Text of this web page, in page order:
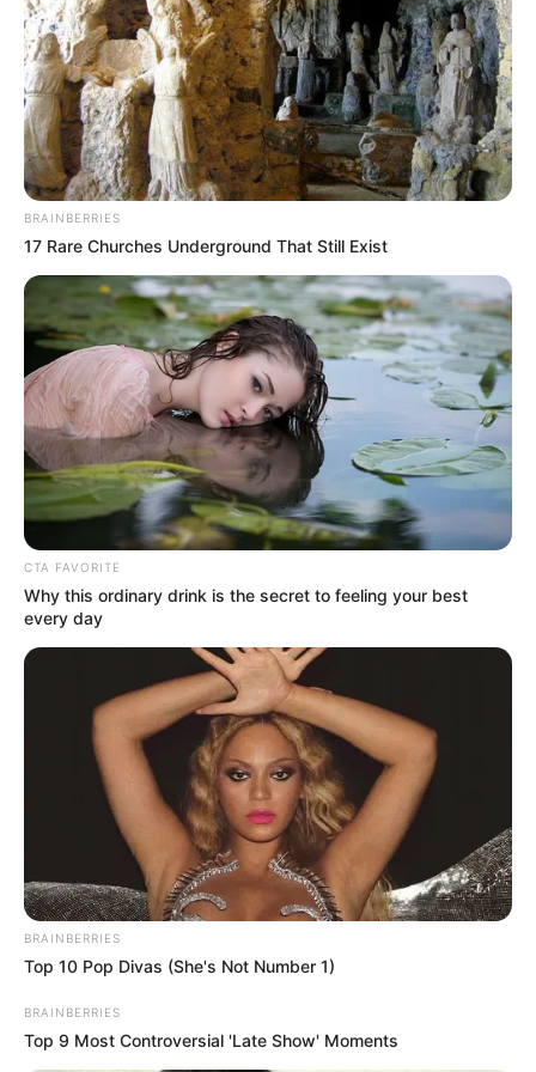
Dauphiné-Libéré : 5 – 6 – 11 – 7 – 3 – 13 – 10 – 12
Equidia-Live : 11 – 5 – 6 – 13 – 7 – 3 – 10 – 12
Europe1 : 5 – 11 – 3 – 13 – 12 – 10 – 6 – 9
GENY-COURSES : 7 – 5 – 6 – 11 – 10 – 13 – 12 – 3
Gény.com : 5 – 8 – 7 – 4 – 11 – 13 – 6 – 10
Gazette-des-Courses : 7 – 10 – 5 – 6 – 11 – 3 – 13 – 12
Le-Parisien : 7 – 5 – 11 – 6 – 10 – 13 – 3 – 8
Républicain-Lorrain : 5 – 7 – 11 – 13 – 6 – 10 – 12 – 8
Ouest-France : 5 – 7 – 6 – 10 – 11 – 13 – 3 – 4
Paris-Courses.com : 5 – 6 – 12 – 7 – 3 – 10 – 11 – 4
La suite de la presse PMU du
Quinté+
Paris-Courses : 6 – 5 – 7 – 11 – 3 – 4 – 13 – 10
Paris-Turf : 7 – 5 – 6 – 11 – 13 – 10 – 3 – 4
Paris-Turf-TIP : 7 – 11 – 12 – 5 – 6 – 10 – 13 – 3
Paris-turf.com : 7 – 6 – 5 – 11 – 3 – 10 – 13 – 12
BRAINBERRIES
17 Rare Churches Underground That Still Exist
CTA FAVORITE
Why this ordinary drink is the secret to feeling your best
every day
BRAINBERRIES
Top 10 Pop Divas (She's Not Number 1)
BRAINBERRIES
Top 9 Most Controversial 'Late Show' Moments